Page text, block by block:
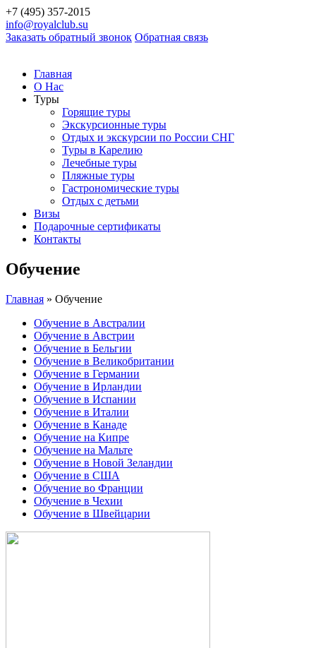
+7 (495) 357-2015
info@royalclub.su
Заказать обратный звонок Обратная связь
Главная
О Нас
Туры
Горящие туры
Экскурсионные туры
Отдых и экскурсии по России СНГ
Туры в Карелию
Лечебные туры
Пляжные туры
Гастрономические туры
Отдых с детьми
Визы
Подарочные сертификаты
Контакты
Обучение
Главная » Обучение
Обучение в Австралии
Обучение в Австрии
Обучение в Бельгии
Обучение в Великобритании
Обучение в Германии
Обучение в Ирландии
Обучение в Испании
Обучение в Италии
Обучение в Канаде
Обучение на Кипре
Обучение на Мальте
Обучение в Новой Зеландии
Обучение в США
Обучение во Франции
Обучение в Чехии
Обучение в Швейцарии